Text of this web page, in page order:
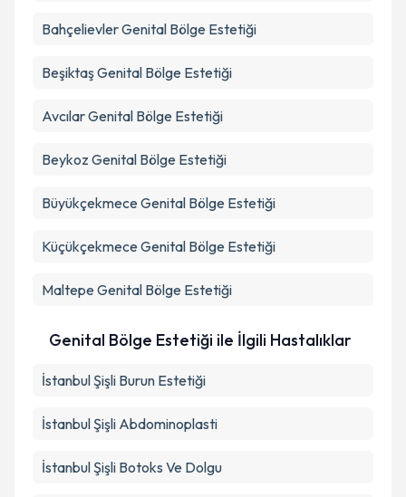
BahçelievlerGenital Bölge Estetiği
BeşiktaşGenital Bölge Estetiği
AvcılarGenital Bölge Estetiği
Beykoz Genital Bölge Estetiği
Büyükçekmece Genital Bölge Estetiği
Küçükçekmece Genital Bölge Estetiği
Maltepe Genital Bölge Estetiği
Genital Bölge Estetiği ile İlgili Hastalıklar
İstanbul Şişli Burun Estetiği
İstanbul Şişli Abdominoplasti
İstanbul Şişli Botoks Ve Dolgu